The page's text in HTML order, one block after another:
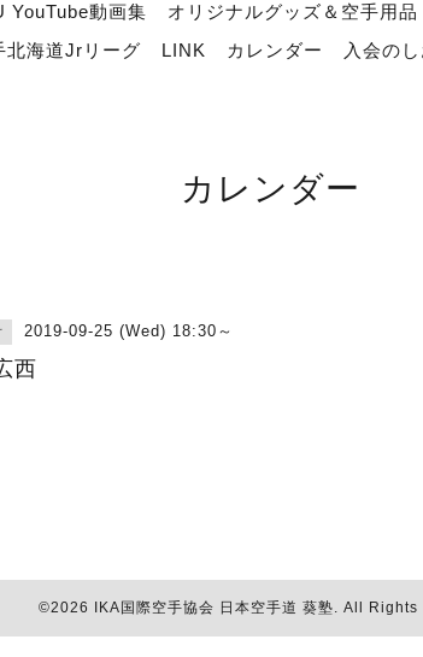
YouTube動画集
オリジナルグッズ＆空手用品
北海道Jrリーグ
LINK カレンダー 入会のし
カレンダー
2019-09-25 (Wed) 18:30～
西
©2026 IKA国際空手協会 日本空手道 葵塾. All Rights